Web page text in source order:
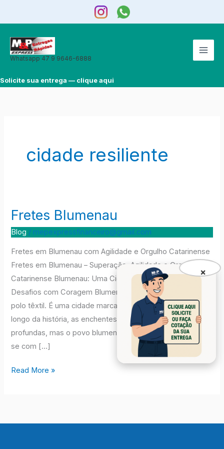
conteúdo
Whatsapp 47 9 9646-6888
Solicite sua entrega — clique aqui
cidade resiliente
Fretes Blumenau
Blog / mepexpressfinanceiro@gmail.com
Fretes em Blumenau com Agilidade e Orgulho Catarinense
Fretes em Blumenau – Superação, Agilidade e Orgulho
Catarinense Blumenau: Uma Cidade Que Enfrenta
Desafios com Coragem Blumenau é muito mais que um
polo têxtil. É uma cidade marcada pela superação. Ao
longo da história, as enchentes deixaram marcas
profundas, mas o povo blumenauense sempre reergueu-
se com […]
Fretes
Blumenau
Read More »
×